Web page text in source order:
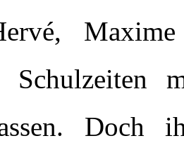
Schulzeiten
Doch